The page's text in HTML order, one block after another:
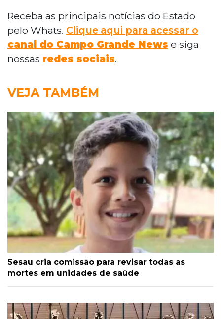
Receba as principais notícias do Estado
pelo Whats. Clique aqui para acessar o
canal do Campo Grande News e siga
nossas redes sociais.
VEJA TAMBÉM
Sesau cria comissão para revisar todas as
mortes em unidades de saúde